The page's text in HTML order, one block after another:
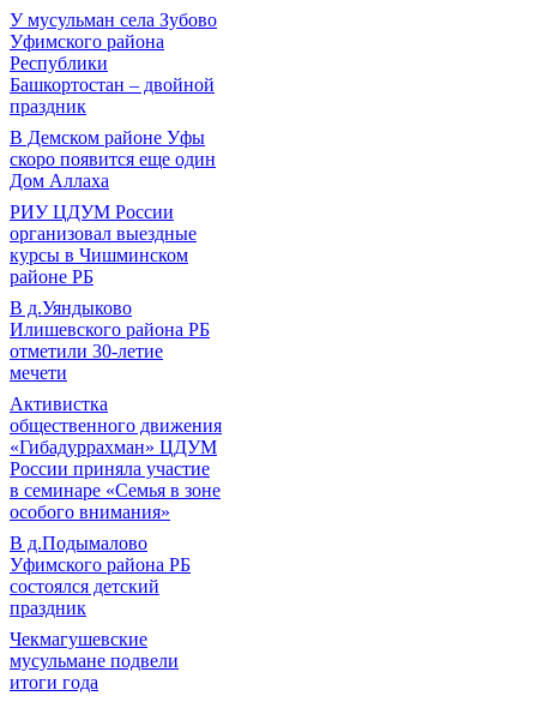
У мусульман села Зубово
Уфимского района
Республики
Башкортостан – двойной
праздник
В Демском районе Уфы
скоро появится еще один
Дом Аллаха
РИУ ЦДУМ России
организовал выездные
курсы в Чишминском
районе РБ
В д.Уяндыково
Илишевского района РБ
отметили 30-летие
мечети
Активистка
общественного движения
«Гибадуррахман» ЦДУМ
России приняла участие
в семинаре «Семья в зоне
особого внимания»
В д.Подымалово
Уфимского района РБ
состоялся детский
праздник
Чекмагушевские
мусульмане подвели
итоги года